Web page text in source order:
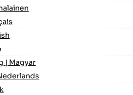
| Magyar